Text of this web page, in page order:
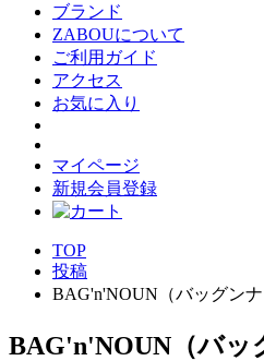
ブランド
ZABOUについて
ご利用ガイド
アクセス
お気に入り
マイページ
新規会員登録
TOP
投稿
BAG'n'NOUN（バッグン
BAG'n'NOUN（バッ